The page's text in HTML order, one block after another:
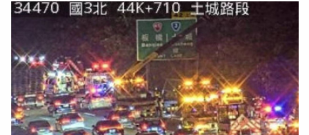
路六段坡度大、車流量高，該路段過去事故頻傳。警方目前
封鎖現場並實施交通管制，全線暫時封閉，正釐清事故原
因。